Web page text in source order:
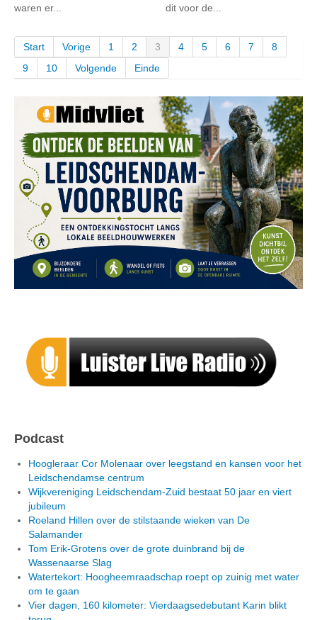
waren er...
dit voor de...
Start Vorige 1 2 3 4 5 6 7
8
9
10 Volgende Einde
Podcast
Hoogleraar Cor Molenaar over leegstand en kansen voor het
Leidschendamse centrum
Wijkvereniging Leidschendam-Zuid bestaat 50 jaar en viert
jubileum
Roeland Hillen over de stilstaande wieken van De
Salamander
Tom Erik-Grotens over de grote duinbrand bij de
Wassenaarse Slag
Watertekort: Hoogheemraadschap roept op zuinig met water
om te gaan
Vier dagen, 160 kilometer: Vierdaagsedebutant Karin blikt